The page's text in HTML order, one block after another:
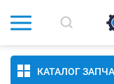
КАТАЛОГ